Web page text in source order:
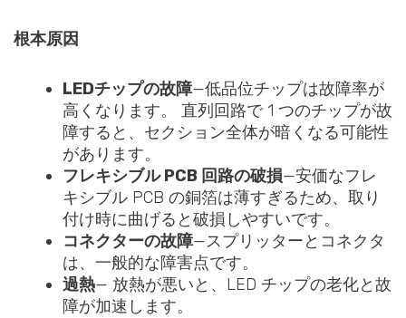
根本原因
LEDチップの故障—低品位チップは故障率が
高くなります。 直列回路で 1 つのチップが故
障すると、セクション全体が暗くなる可能性
があります。
フレキシブル PCB 回路の破損—安価なフレ
キシブル PCB の銅箔は薄すぎるため、取り
付け時に曲げると破損しやすいです。
コネクターの故障—スプリッターとコネクタ
は、一般的な障害点です。
過熱— 放熱が悪いと、LED チップの老化と故
障が加速します。